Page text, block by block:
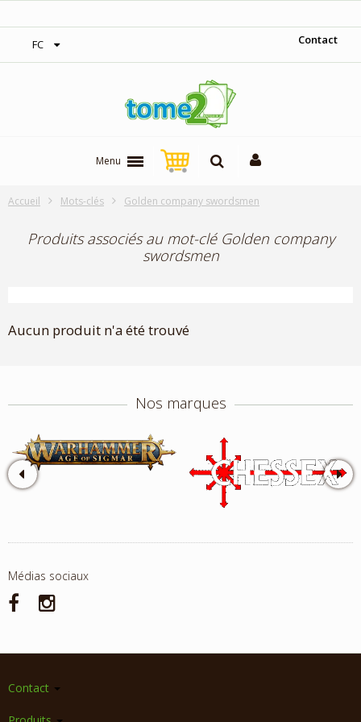
FC Contact
Menu
Accueil Mots-clés Golden company swordsmen
Produits associés au mot-clé Golden company
swordsmen
Aucun produit n'a été trouvé
Nos marques
Médias sociaux
Contact